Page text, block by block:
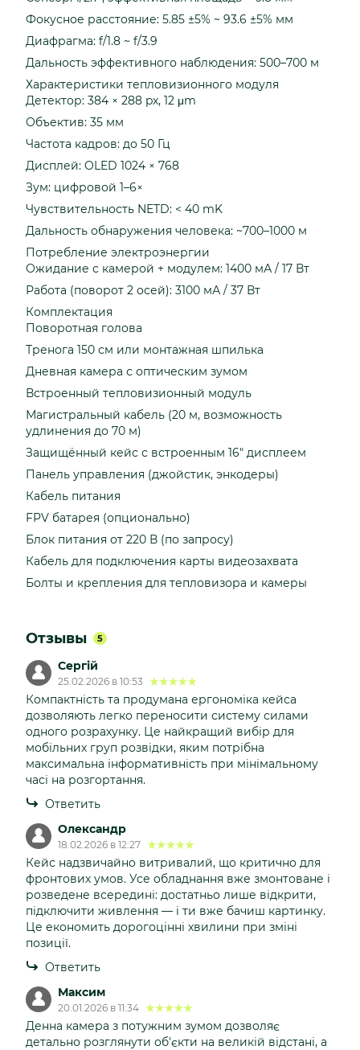
Фокусное расстояние: 5.85 ±5% ~ 93.6 ±5% мм
Диафрагма: f/1.8 ~ f/3.9
Дальность эффективного наблюдения: 500–700 м
Характеристики тепловизионного модуля
Детектор: 384 × 288 px, 12 μm
Объектив: 35 мм
Частота кадров: до 50 Гц
Дисплей: OLED 1024 × 768
Зум: цифровой 1–6×
Чувствительность NETD: < 40 mK
Дальность обнаружения человека: ~700–1000 м
Потребление электроэнергии
Ожидание с камерой + модулем: 1400 мА / 17 Вт
Работа (поворот 2 осей): 3100 мА / 37 Вт
Комплектация
Поворотная голова
Тренога 150 см или монтажная шпилька
Дневная камера с оптическим зумом
Встроенный тепловизионный модуль
Магистральный кабель (20 м, возможность
удлинения до 70 м)
Защищённый кейс с встроенным 16" дисплеем
Панель управления (джойстик, энкодеры)
Кабель питания
FPV батарея (опционально)
Блок питания от 220 В (по запросу)
Кабель для подключения карты видеозахвата
Болты и крепления для тепловизора и камеры
Отзывы 5
Сергій
25.02.2026 в 10:53
Компактність та продумана ергономіка кейса
дозволяють легко переносити систему силами
одного розрахунку. Це найкращий вибір для
мобільних груп розвідки, яким потрібна
максимальна інформативність при мінімальному
часі на розгортання.
Ответить
Олександр
18.02.2026 в 12:27
Кейс надзвичайно витривалий, що критично для
фронтових умов. Усе обладнання вже змонтоване і
розведене всередині: достатньо лише відкрити,
підключити живлення — і ти вже бачиш картинку.
Це економить дорогоцінні хвилини при зміні
позиції.
Ответить
Максим
20.01.2026 в 11:34
Денна камера з потужним зумом дозволяє
детально розглянути об'єкти на великій відстані, а